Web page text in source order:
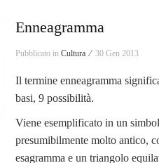
Enneagramma
Pubblicato in Cultura ⁄ 30 Gen 2013
Il termine enneagramma
basi, 9 possibilità.
Viene esemplificato in un
presumibilmente molto antico,
esagramma e un triangolo